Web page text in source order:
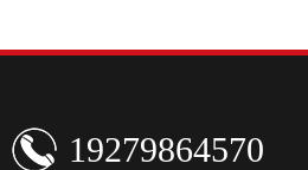
19279864570